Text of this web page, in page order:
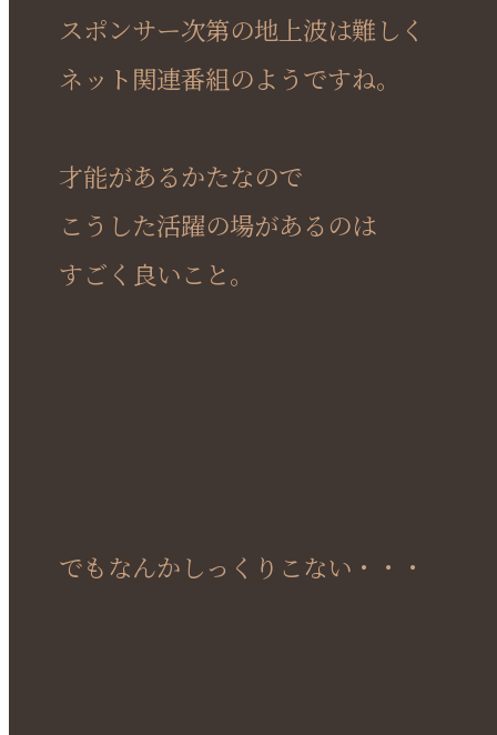
スポンサー次第の地上波は難しく
ネット関連番組のようですね。
才能があるかたなので
こうした活躍の場があるのは
すごく良いこと。
でもなんかしっくりこない・・・